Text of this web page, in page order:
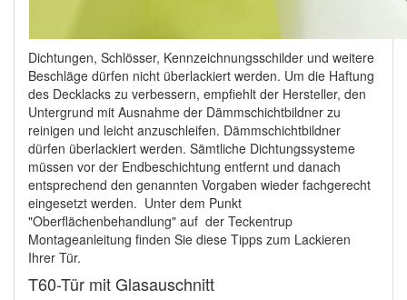
Dichtungen, Schlösser, Kennzeichnungsschilder und weitere
Beschläge dürfen nicht überlackiert werden. Um die Haftung
des Decklacks zu verbessern, empfiehlt der Hersteller, den
Untergrund mit Ausnahme der Dämmschichtbildner zu
reinigen und leicht anzuschleifen. Dämmschichtbildner
dürfen überlackiert werden. Sämtliche Dichtungssysteme
müssen vor der Endbeschichtung entfernt und danach
entsprechend den genannten Vorgaben wieder fachgerecht
eingesetzt werden. Unter dem Punkt
"Oberflächenbehandlung" auf der Teckentrup
Montageanleitung finden Sie diese Tipps zum Lackieren
Ihrer Tür.
T60-Tür mit Glasauschnitt